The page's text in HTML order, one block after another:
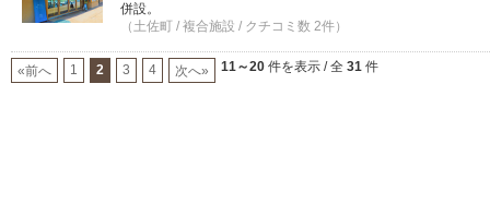
併設。
（土佐町 / 複合施設 / クチコミ数 2件）
«前へ 1 2 3 4 次へ» 11～20 件を表示 / 全 31 件